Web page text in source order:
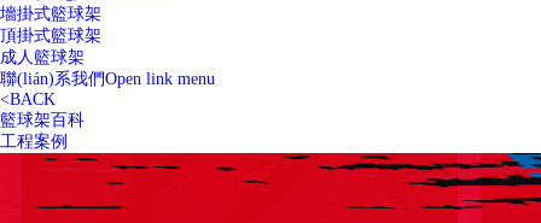
墻掛式籃球架
頂掛式籃球架
成人籃球架
聯(lián)系我們Open link menu
<BACK
籃球架百科
工程案例